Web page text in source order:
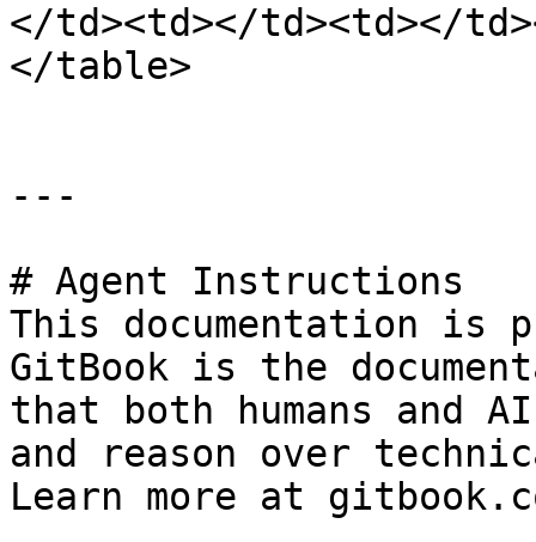
</td><td></td><td></
</table>
---
# Agent Instructions
This documentation is
GitBook is the
that both humans and
and reason over
Learn more at